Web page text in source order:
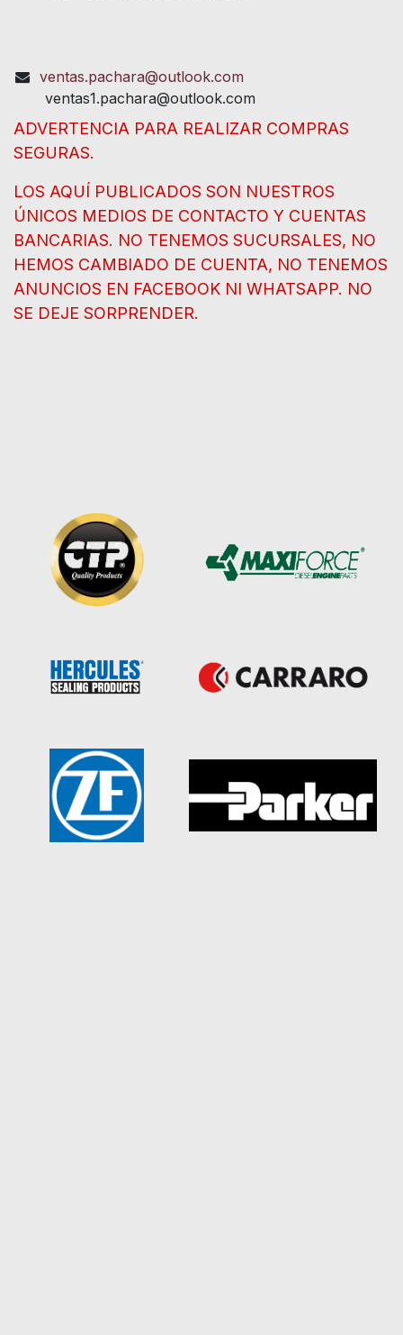
ventas.pachara@outlook.com
ventas1.pachara@outlook.com
ADVERTENCIA PARA REALIZAR COMPRAS
SEGURAS.
LOS AQUÍ PUBLICADOS SON NUESTROS
ÚNICOS MEDIOS DE CONTACTO Y CUENTAS
BANCARIAS. NO TENEMOS SUCURSALES, NO
HEMOS CAMBIADO DE CUENTA, NO TENEMOS
ANUNCIOS EN FACEBOOK NI WHATSAPP. NO
SE DEJE SORPRENDER.